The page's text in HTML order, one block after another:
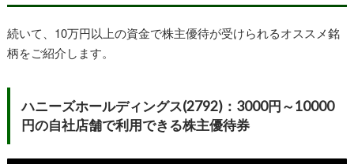
続いて、10万円以上の資金で株主優待が受けられるオススメ銘
柄をご紹介します。
ハニーズホールディングス(2792)：3000円～10000
円の自社店舗で利用できる株主優待券